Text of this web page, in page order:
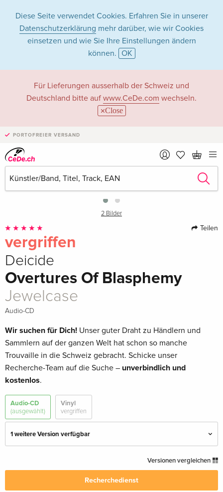
Diese Seite verwendet Cookies. Erfahren Sie in unserer
Datenschutzerklärung mehr darüber, wie wir Cookies
einsetzen und wie Sie Ihre Einstellungen ändern
können. OK
Für Lieferungen ausserhalb der Schweiz und
Deutschland bitte auf www.CeDe.com wechseln.
Close
PORTOFREIER VERSAND
2 Bilder
Teilen
vergriffen
Deicide
Overtures Of Blasphemy
Jewelcase
Audio-CD
Wir suchen für Dich! Unser guter Draht zu Händlern und
Sammlern auf der ganzen Welt hat schon so manche
Trouvaille in die Schweiz gebracht. Schicke unser
Recherche-Team auf die Suche – unverbindlich und
kostenlos.
Audio-CD
(ausgewählt)
Vinyl
vergriffen
1 weitere Version verfügbar
vergriffen
Versionen vergleichen
Recherchedienst